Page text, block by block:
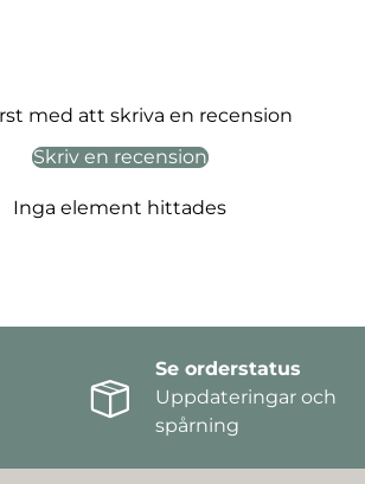
med att skriva en recension
Skriv en recension
Inga element hittades
Se orderstatus
Uppdateringar och
spårning